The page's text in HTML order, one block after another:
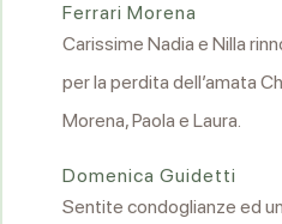
Ferrari Morena
Carissime Nadia e Nilla
per la perdita dell’amata
Morena, Paola e Laura.
Domenica Guidetti
Sentite condoglianze ed